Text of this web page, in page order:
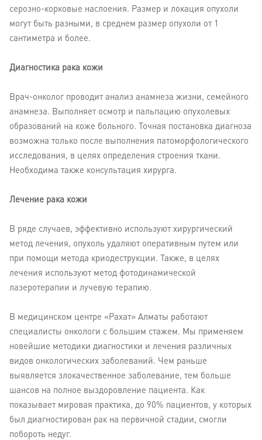
серозно-корковые наслоения. Размер и локация опухоли
могут быть разными, в среднем размер опухоли от 1
сантиметра и более.
Диагностика рака кожи
Врач-онколог проводит анализ анамнеза жизни, семейного
анамнеза. Выполняет осмотр и пальпацию опухолевых
образований на коже больного. Точная постановка диагноза
возможна только после выполнения патоморфологического
исследования, в целях определения строения ткани.
Необходима также консультация хирурга.
Лечение рака кожи
В ряде случаев, эффективно используют хирургический
метод лечения, опухоль удаляют оперативным путем или
при помощи метода криодеструкции. Также, в целях
лечения используют метод фотодинамической
лазеротерапии и лучевую терапию.
В медицинском центре «Рахат» Алматы работают
специалисты онкологи с большим стажем. Мы применяем
новейшие методики диагностики и лечения различных
видов онкологических заболеваний. Чем раньше
выявляется злокачественное заболевание, тем больше
шансов на полное выздоровление пациента. Как
показывает мировая практика, до 90% пациентов, у которых
был диагностирован рак на первичной стадии, смогли
побороть недуг.